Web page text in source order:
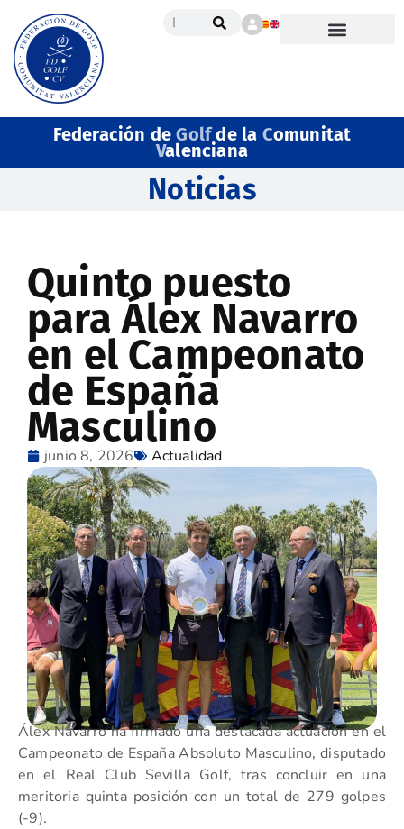
Federación deGolfde la Comunitat
Valenciana
Noticias
Quinto puesto
para Álex Navarro
en el Campeonato
de España
Masculino
junio 8, 2026 Actualidad
Álex Navarro ha firmado una destacada actuación en el
Campeonato de España Absoluto Masculino, disputado
en el Real Club Sevilla Golf, tras concluir en una
meritoria quinta posición con un total de 279 golpes
(-9).